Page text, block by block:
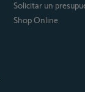
Solicitar un
Shop Online